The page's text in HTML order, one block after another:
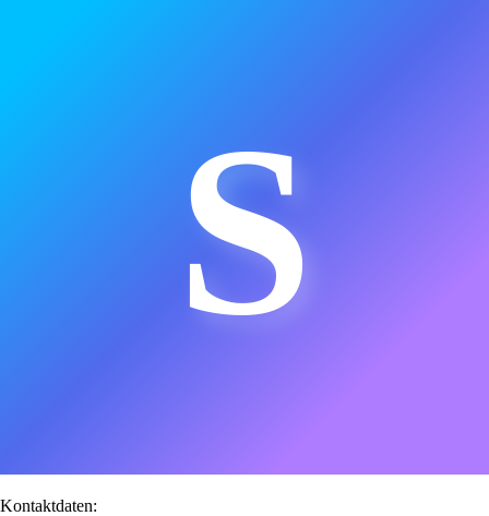
S
Kontaktdaten: